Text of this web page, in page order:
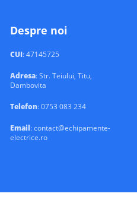
Despre noi
CUI: 47145725
Adresa: Str. Teiului, Titu,
Dambovita
Telefon: 0753 083 234
Email: contact@echipamente-
electrice.ro